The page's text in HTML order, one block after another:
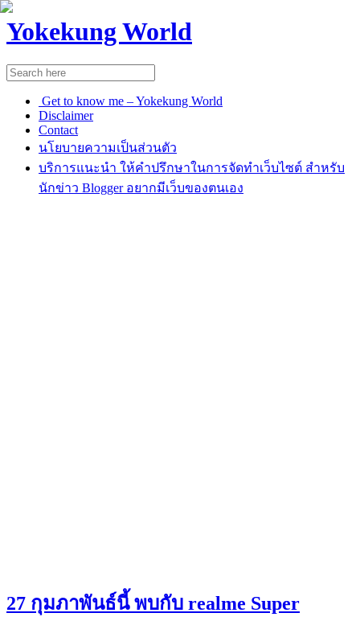
Yokekung World
Get to know me – Yokekung World
Disclaimer
Contact
นโยบายความเป็นส่วนตัว
บริการแนะนำ ให้คำปรึกษาในการจัดทำเว็บไซต์ สำหรับ
นักข่าว Blogger อยากมีเว็บของตนเอง
27 กุมภาพันธ์นี้ พบกับ realme Super